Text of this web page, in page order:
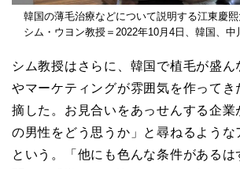
韓国の薄毛治療などについて説明する江東慶
シム・ウヨン教授＝2022年10月4日、韓国、中
シム教授はさらに、韓国で植毛が盛ん
やマーケティングが雰囲気を作ってき
摘した。お見合いをあっせんする企業
の男性をどう思うか」と尋ねるような
という。「他にも色んな条件があるは